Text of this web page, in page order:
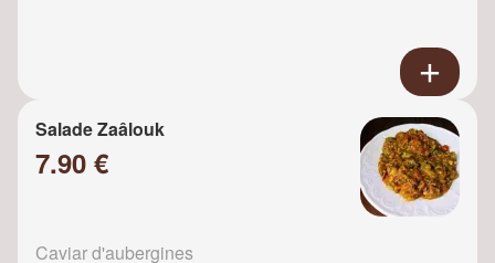
Salade Zaâlouk
7.90 €
Caviar d'aubergines